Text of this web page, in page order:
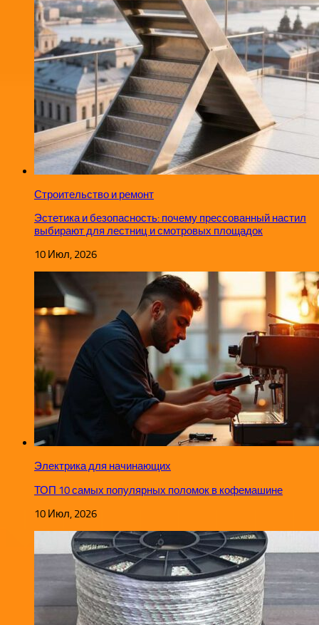
Строительство и ремонт
Эстетика и безопасность: почему прессованный настил
выбирают для лестниц и смотровых площадок
10 Июл, 2026
Электрика для начинающих
ТОП 10 самых популярных поломок в кофемашине
10 Июл, 2026